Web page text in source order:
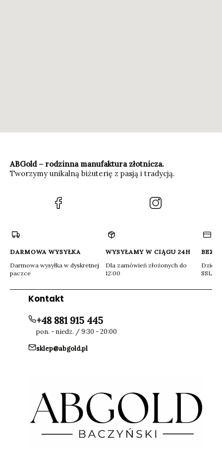
ABGold – rodzinna manufaktura złotnicza.
Tworzymy unikalną biżuterię z pasją i tradycją.
(Otwiera
się
DARMOWA WYSYŁKA
Darmowa wysyłka w dyskretnej
paczce
WYSYŁAMY W CIĄGU 24H
Dla zamówień złożonych do
12:00
Dzięki
SSL
Kontakt
+48 881 915 445
pon. - niedz. / 9:30 - 20:00
sklep@abgold.pl